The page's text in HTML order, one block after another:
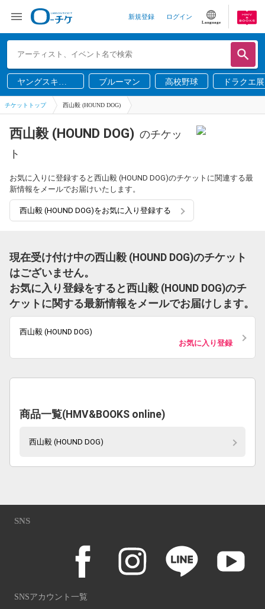
新規登録 ログイン
Language
ヤングスキニ
ー
ブルーマン 高校野球 ドラクエ展
チケットトップ 西山毅 (HOUND DOG)
西山毅 (HOUND DOG) のチケッ
ト
お気に入りに登録すると西山毅 (HOUND DOG)のチケットに関連する最
新情報をメールでお届けいたします。
西山毅 (HOUND DOG)をお気に入り登録する
現在受け付け中の西山毅 (HOUND DOG)のチケット
はございません。
お気に入り登録をすると西山毅 (HOUND DOG)のチ
ケットに関する最新情報をメールでお届けします。
西山毅 (HOUND DOG)
お気に入り登録
商品一覧(HMV&BOOKS online)
西山毅 (HOUND DOG)
SNS
SNSアカウント一覧